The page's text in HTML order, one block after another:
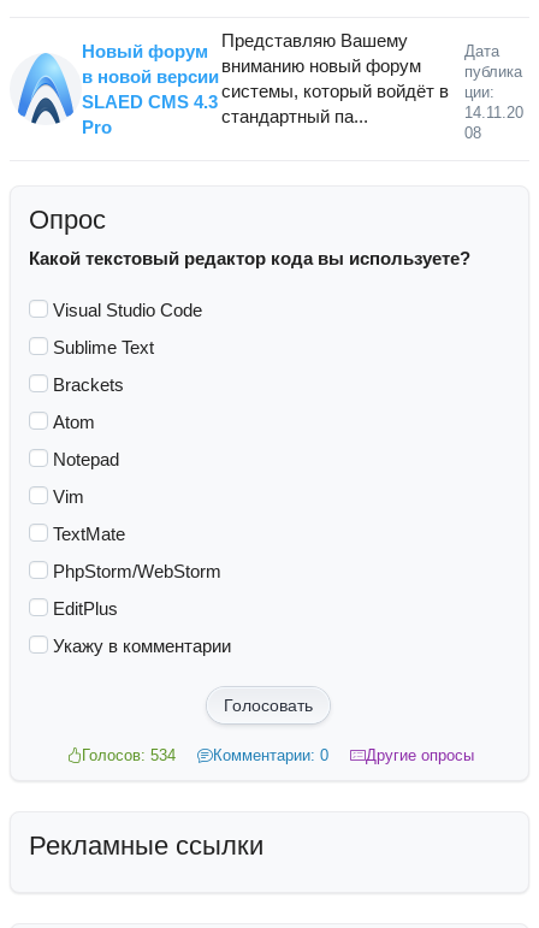
Новый форум
в новой версии
SLAED CMS 4.3
Pro
Представляю Вашему
вниманию новый форум
системы, который войдёт в
стандартный па...
Дата
публика
ции:
14.11.20
08
Опрос
Какой текстовый редактор кода вы используете?
Visual Studio Code
Sublime Text
Brackets
Atom
Notepad
Vim
TextMate
PhpStorm/WebStorm
EditPlus
Укажу в комментарии
Голосовать
Голосов: 534 Комментарии: 0 Другие опросы
Рекламные ссылки